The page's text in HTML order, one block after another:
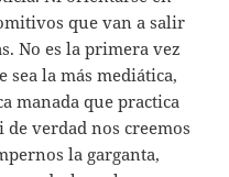
que van a salir
No es la primera vez
sea la más mediática,
manada que practica
de verdad nos creemos
la garganta,